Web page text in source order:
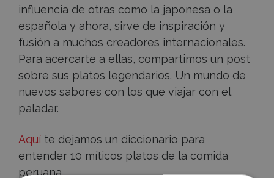
influencia de otras como la japonesa o la
española y ahora, sirve de inspiración y
fusión a muchos creadores internacionales.
Para acercarte a ellas, compartimos un post
sobre sus platos legendarios. Un mundo de
nuevos sabores con los que viajar con el
paladar.
Aquí te dejamos un diccionario para
entender 10 míticos platos de la comida
peruana.